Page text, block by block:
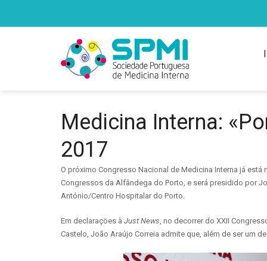
Medicina Interna:
2017
O próximo Congresso Nacional de Medicina Interna já está
Congressos da Alfândega do Porto, e será presidido por
António/Centro Hospitalar do Porto.
Em declaraçöes à Just News , no decorrer do XXII
Castelo, João Araújo Correia admite que, além de ser um